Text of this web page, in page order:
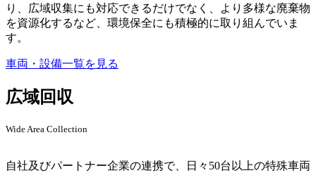
り、広域収集にも対応できるだけでなく、より多様な廃棄物
を資源化するなど、環境保全にも積極的に取り組んでいま
す。
車両・設備一覧を見る
広域回収
Wide Area Collection
自社及びパートナー企業の連携で、日々50台以上の特殊車両